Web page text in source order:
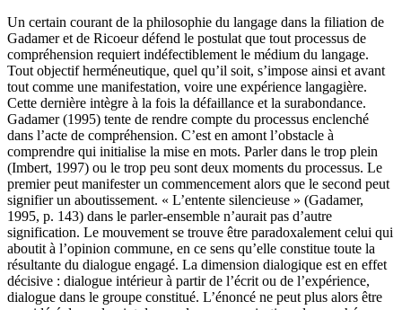
Un certain courant de la philosophie du langage dans la filiation de
Gadamer et de Ricoeur défend le postulat que tout processus de
compréhension requiert indéfectiblement le médium du langage.
Tout objectif herméneutique, quel qu’il soit, s’impose ainsi et avant
tout comme une manifestation, voire une expérience langagière.
Cette dernière intègre à la fois la défaillance et la surabondance.
Gadamer (1995) tente de rendre compte du processus enclenché
dans l’acte de compréhension. C’est en amont l’obstacle à
comprendre qui initialise la mise en mots. Parler dans le trop plein
(Imbert, 1997) ou le trop peu sont deux moments du processus. Le
premier peut manifester un commencement alors que le second peut
signifier un aboutissement. « L’entente silencieuse » (Gadamer,
1995, p. 143) dans le parler-ensemble n’aurait pas d’autre
signification. Le mouvement se trouve être paradoxalement celui qui
aboutit à l’opinion commune, en ce sens qu’elle constitue toute la
résultante du dialogue engagé. La dimension dialogique est en effet
décisive : dialogue intérieur à partir de l’écrit ou de l’expérience,
dialogue dans le groupe constitué. L’énoncé ne peut plus alors être